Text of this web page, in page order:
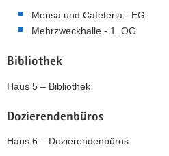
Mensa und Cafeteria - EG
Mehrzweckhalle - 1. OG
Bibliothek
Haus 5 – Bibliothek
Dozierendenbüros
Haus 6 – Dozierendenbüros